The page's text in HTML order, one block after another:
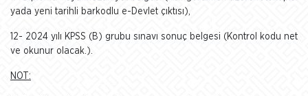
yada yeni tarihli barkodlu e-Devlet çıktısı),
12- 2024 yılı KPSS (B) grubu sınavı sonuç belgesi (Kontrol kodu net
ve okunur olacak.).
NOT: